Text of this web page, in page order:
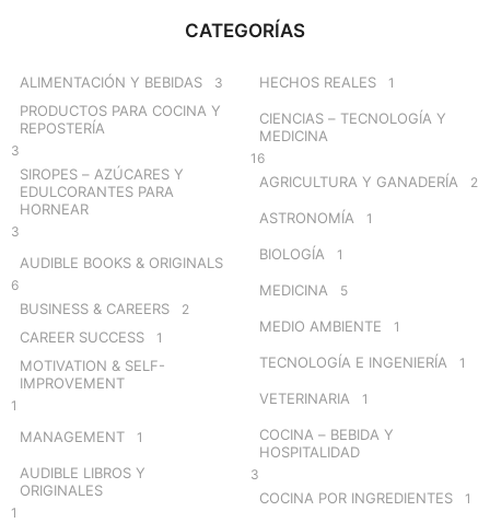
CATEGORÍAS
ALIMENTACIÓN Y BEBIDAS 3
PRODUCTOS PARA COCINA Y
REPOSTERÍA
3
SIROPES – AZÚCARES Y
EDULCORANTES PARA
HORNEAR
3
AUDIBLE BOOKS & ORIGINALS
6
BUSINESS & CAREERS 2
CAREER SUCCESS 1
MOTIVATION & SELF-
IMPROVEMENT
1
MANAGEMENT 1
AUDIBLE LIBROS Y
ORIGINALES
1
HECHOS REALES 1
CIENCIAS – TECNOLOGÍA Y
MEDICINA
16
AGRICULTURA Y GANADERÍA 2
ASTRONOMÍA 1
BIOLOGÍA 1
MEDICINA 5
MEDIO AMBIENTE 1
TECNOLOGÍA E INGENIERÍA 1
VETERINARIA 1
COCINA – BEBIDA Y
HOSPITALIDAD
3
COCINA POR INGREDIENTES 1